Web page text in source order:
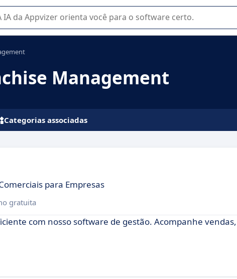
no uso ou na seleção de software SaaS para sua empresa.
Management
Categorias associadas
para Empresas
gratuita
com nosso software de gestão. Acompanhe